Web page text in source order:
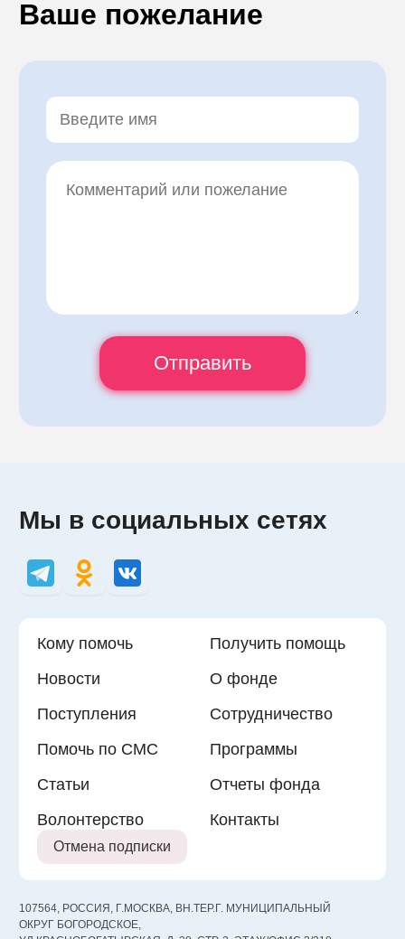
Ваше пожелание
Мы в социальных сетях
Кому помочь
Получить помощь
Новости
О фонде
Поступления
Сотрудничество
Помочь по СМС
Программы
Статьи
Отчеты фонда
Волонтерство
Контакты
Отмена подписки
107564, РОССИЯ, Г.МОСКВА, ВН.ТЕР.Г. МУНИЦИПАЛЬНЫЙ
ОКРУГ БОГОРОДСКОЕ,